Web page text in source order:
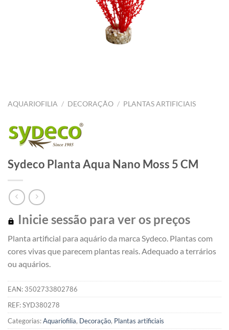
AQUARIOFILIA / DECORAÇÃO / PLANTAS ARTIFICIAIS
Sydeco Planta Aqua Nano Moss 5 CM
Inicie sessão para ver os preços
Planta artificial para aquário da marca Sydeco. Plantas com
cores vivas que parecem plantas reais. Adequado a terrários
ou aquários.
EAN: 3502733802786
REF:SYD380278
Categorias:Aquariofilia, Decoração, Plantas artificiais